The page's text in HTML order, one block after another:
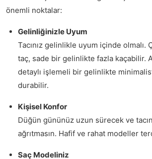
önemli noktalar:
Gelinliğinizle Uyum
Tacınız gelinlikle uyum içinde
taç, sade bir gelinlikte fazla kaçabilir.
detaylı işlemeli bir gelinlikte
durabilir.
Kişisel Konfor
Düğün gününüz uzun sürecek ve
ağrıtmasın. Hafif ve rahat modeller
Saç Modeliniz